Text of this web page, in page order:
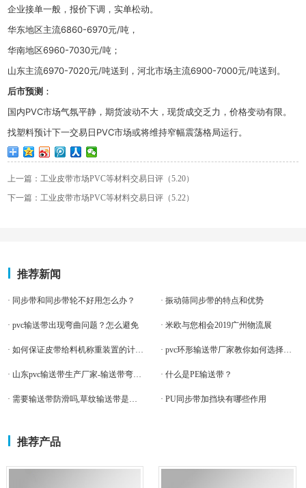
企业接单一般，报价下调，实单松动。
华东地区主流6860-6970元/吨，
华南地区6960-7030元/吨；
山东主流6970-7020元/吨送到，河北市场主流6900-7000元/吨送到。
后市预测 ：
国内PVC市场气氛平静，期货波动不大，现货成交乏力，价格变动有限。
找塑料预计下一交易日PVC市场或将维持窄幅震荡格局运行。
上一篇：工业皮带市场PVC等材料交易日评（5.20）
下一篇：工业皮带市场PVC等材料交易日评（5.22）
推荐新闻
· 同步带和同步带轮不好用怎么办？ · 振动筛同步带的特点和优势
· pvc输送带出现弯曲问题？怎么避免 · 米欧与您相会2019广州物流展
· 如何保证皮带给料机称重装置的计量精度？ · pvc环形输送带厂家教你如何选择输送带
· 山东pvc输送带生产厂家-输送带弯曲折怎么办 · 什么是PE输送带？
· 需要输送带防滑吗,草纹输送带是款不错的选择 · PU同步带加挡块有哪些作用
推荐产品